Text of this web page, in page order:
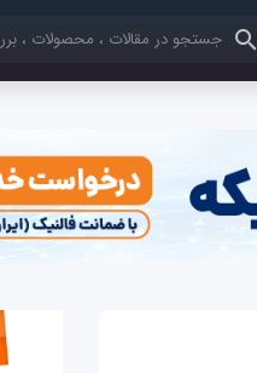
کلمات کلیدی خود را وارد کنید